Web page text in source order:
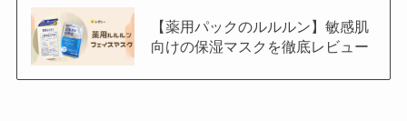
【薬用パックのルルルン】敏感肌
向けの保湿マスクを徹底レビュー